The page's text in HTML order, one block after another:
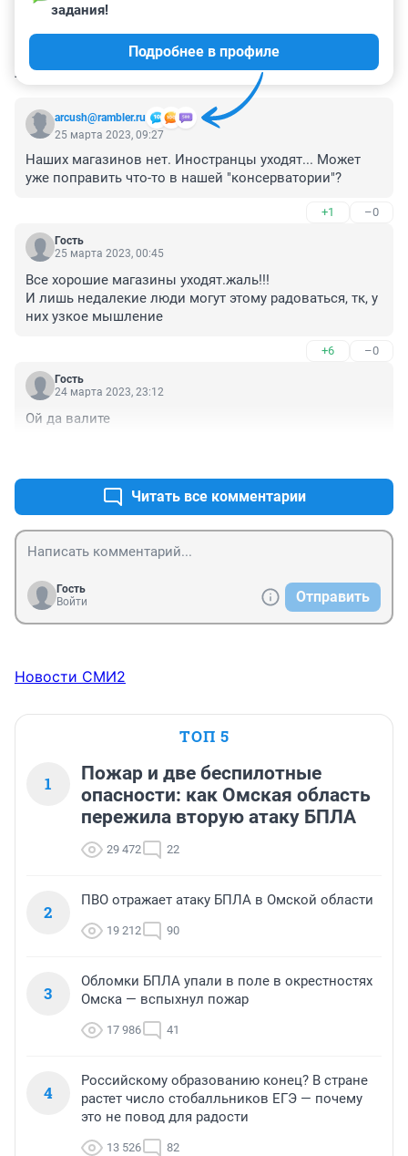
КОММЕНТАРИИ 23
arcush@rambler.ru
задания!
Подробнее в профиле
25 марта 2023, 09:27
Наших магазинов нет. Иностранцы уходят... Может
уже поправить что-то в нашей "консерватории"?
+1 –0
Гость
25 марта 2023, 00:45
Все хорошие магазины уходят.жаль!!!
И лишь недалекие люди могут этому радоваться, тк, у
них узкое мышление
+6 –0
Гость
24 марта 2023, 23:12
Ой да валите
Читать все комментарии
Гость
Войти
Отправить
Новости СМИ2
ТОП 5
1
Пожар и две беспилотные
опасности: как Омская область
пережила вторую атаку БПЛА
29 472 22
2
ПВО отражает атаку БПЛА в Омской области
19 212 90
3
Обломки БПЛА упали в поле в окрестностях
Омска — вспыхнул пожар
17 986 41
4
Российскому образованию конец? В стране
растет число стобалльников ЕГЭ — почему
это не повод для радости
13 526 82